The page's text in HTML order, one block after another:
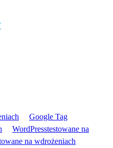
Google Tag
WordPresstestowane na
na wdrożeniach